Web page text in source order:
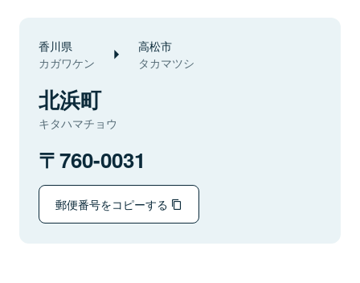
香川県
カガワケン
高松市
タカマツシ
北浜町
キタハマチョウ
760-0031
郵便番号をコピーする